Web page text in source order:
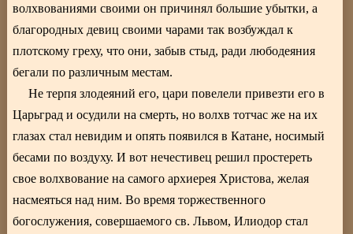
волхвованиями своими он причинял большие убытки, а
благородных девиц своими чарами так возбуждал к
плотскому греху, что они, забыв стыд, ради любодеяния
бегали по различным местам.
Не терпя злодеяний его, цари повелели привезти его в
Царьград и осудили на смерть, но волхв тотчас же на их
глазах стал невидим и опять появился в Катане, носимый
бесами по воздуху. И вот нечестивец решил простереть
свое волхвование на самого архиерея Христова, желая
насмеяться над ним. Во время торжественного
богослужения, совершаемого св. Львом, Илиодор стал